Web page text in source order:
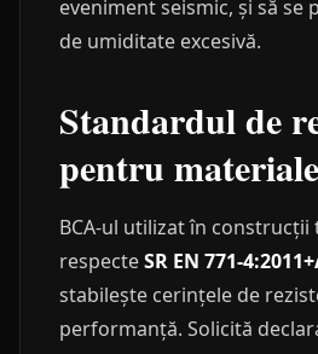
eveniment seismic, și să se
de umiditate excesivă.
Standardul de
pentru materiale
BCA-ul utilizat în construcții
respecteSR EN 771-
stabilește cerințele de
performanță. Solicită